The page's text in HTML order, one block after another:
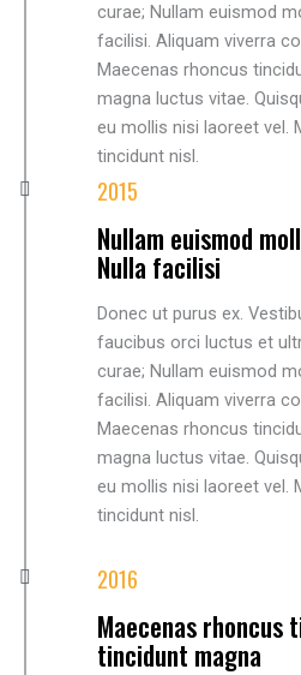
curae; Nullam euismod
facilisi. Aliquam viverra
Maecenas rhoncus
magna luctus vitae.
eu mollis nisi laoreet vel.
tincidunt nisl.
2015
Nullam euismod
Nulla facilisi
Donec ut purus ex.
faucibus orci luctus et
curae; Nullam euismod
facilisi. Aliquam viverra
Maecenas rhoncus
magna luctus vitae.
eu mollis nisi laoreet vel.
tincidunt nisl.
2016
Maecenas rhoncus
tincidunt magna